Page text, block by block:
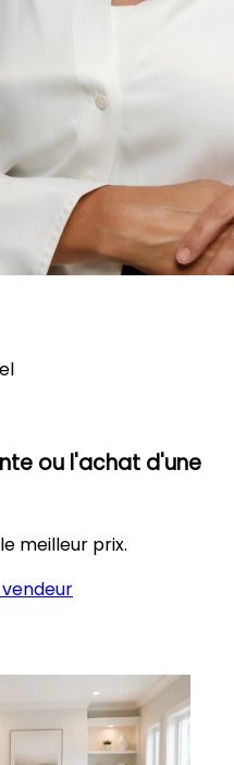
ou l'achat d'une
meilleur prix.
vendeur